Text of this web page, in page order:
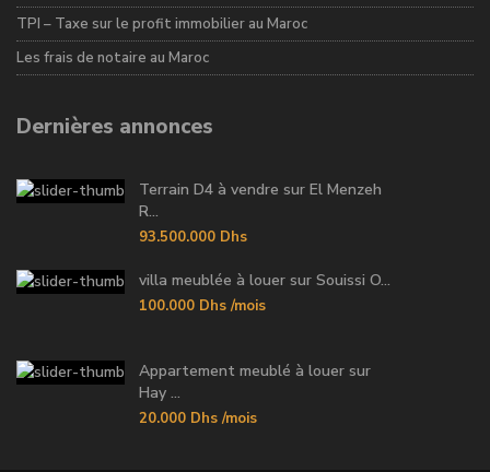
TPI – Taxe sur le profit immobilier au Maroc
Les frais de notaire au Maroc
Dernières annonces
Terrain D4 à vendre sur El Menzeh
R...
93.500.000 Dhs
villa meublée à louer sur Souissi O...
100.000 Dhs /mois
Appartement meublé à louer sur
Hay ...
20.000 Dhs /mois